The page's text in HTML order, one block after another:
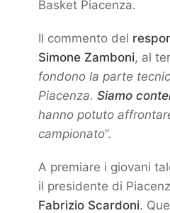
Basket Piacenza.
Il commento del
Simone Zamboni, al
fondono la parte
Piacenza. Siamo
hanno potuto
campionato”.
A premiare i giovani
il presidente di
Fabrizio Scardoni.